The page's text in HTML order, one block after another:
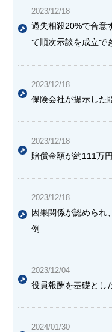
2023/12/18
過失相殺20%で合意
て順次示談を成立で
2023/12/18
保険会社が提示した
2023/12/18
賠償金額が約111万
2023/12/18
因果関係が認められ
例
2023/12/04
役員報酬を基礎とし
2024/01/30